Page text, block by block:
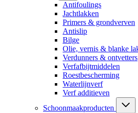
Antifoulings
Jachtlakken
Primers & grondverven
Antislip
Bilge
Olie, vernis & blanke
Verdunners & ontvetters
Verfafbijtmiddelen
Roestbescherming
Waterlijnverf
Verf additieven
Schoonmaakproducten